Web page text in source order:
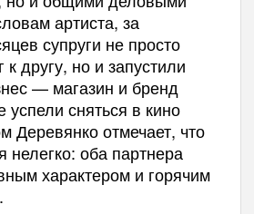
артиста, за
супруги не просто
к другу, но и запустили
— магазин и бренд
сняться в кино
Деревянко отмечает, что
нелегко: оба партнера
характером и горячим